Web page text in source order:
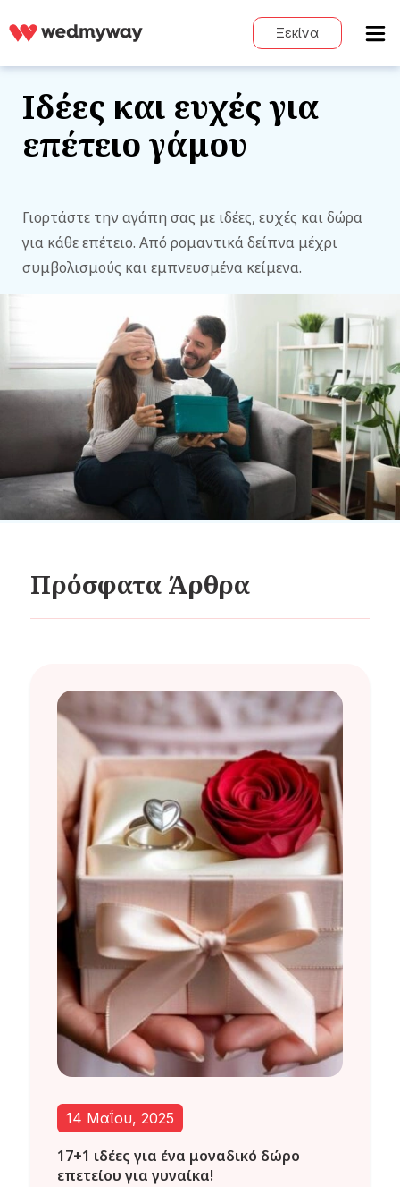
Ξεκίνα
Ιδέες και ευχές για
επέτειο γάμου
Γιορτάστε την αγάπη σας με ιδέες, ευχές και δώρα
για κάθε επέτειο. Από ρομαντικά δείπνα μέχρι
συμβολισμούς και εμπνευσμένα κείμενα.
Πρόσφατα Άρθρα
14 Μαΐου, 2025
17+1 ιδέες για ένα μοναδικό δώρο
επετείου για γυναίκα!